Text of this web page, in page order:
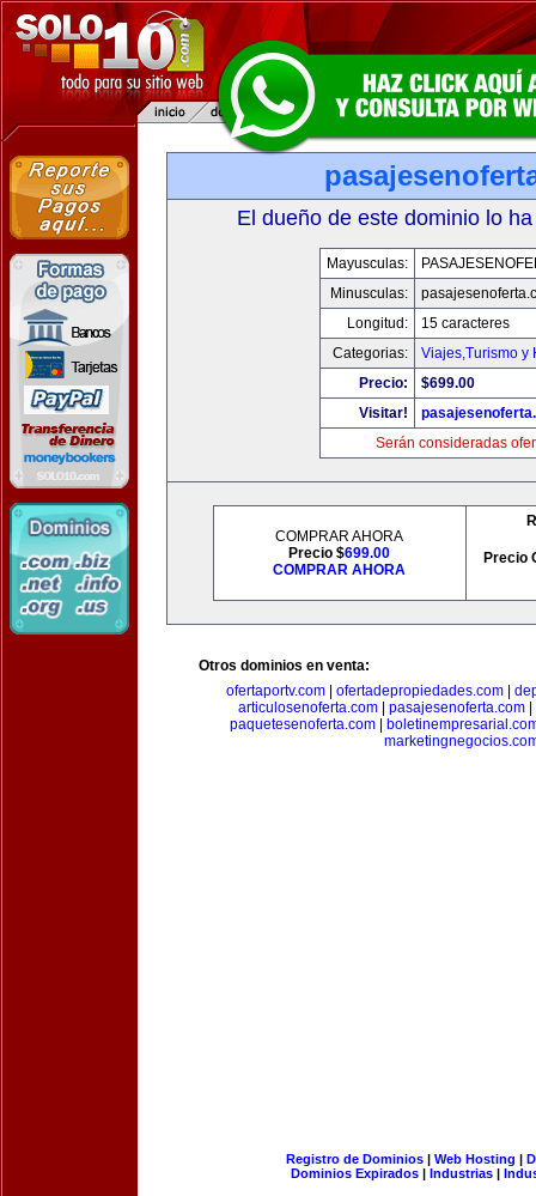
El dueño de este dominio lo
Mayusculas:
Minusculas:
Longitud:
15 caracteres
Categorias:
Viajes,Turismo y
Precio:
$699.00
Visitar!
Serán consideradas
COMPRAR AHORA
Precio $699.00
COMPRAR AHORA
Precio
Otros dominios en venta:
ofertaportv.com
ofertadepropiedades.com
articulosenoferta.com
pasajesenoferta.com
paquetesenoferta.com|
Registro de Dominios| Web Hosting |
Dominios Expirados | Industrias |